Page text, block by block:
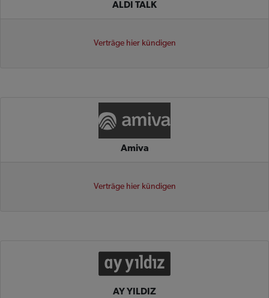
ALDI TALK
Verträge hier kündigen
Amiva
Verträge hier kündigen
AY YILDIZ